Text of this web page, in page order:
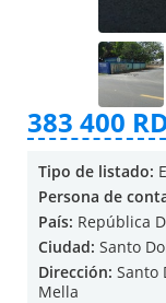
383 400
Tipo de listado:
Persona de
País: República
Ciudad: Santo
Dirección: Santo
Mella